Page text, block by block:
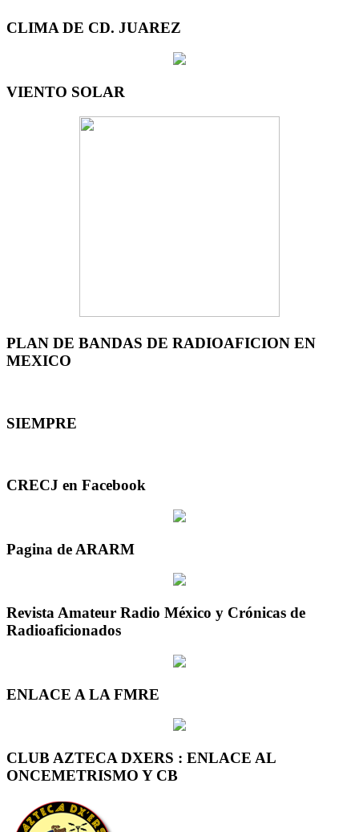
CLIMA DE CD. JUAREZ
VIENTO SOLAR
PLAN DE BANDAS DE RADIOAFICION EN
MEXICO
SIEMPRE
CRECJ en Facebook
Pagina de ARARM
Revista Amateur Radio México y Crónicas de
Radioaficionados
ENLACE A LA FMRE
CLUB AZTECA DXERS : ENLACE AL
ONCEMETRISMO Y CB